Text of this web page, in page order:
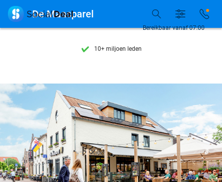
7 dagen per week beschikbaar
10+ miljoen leden
7 dagen per week beschikbaar
10+ miljoen leden
Bereikbaar vanaf 07:00
 De Maasparel